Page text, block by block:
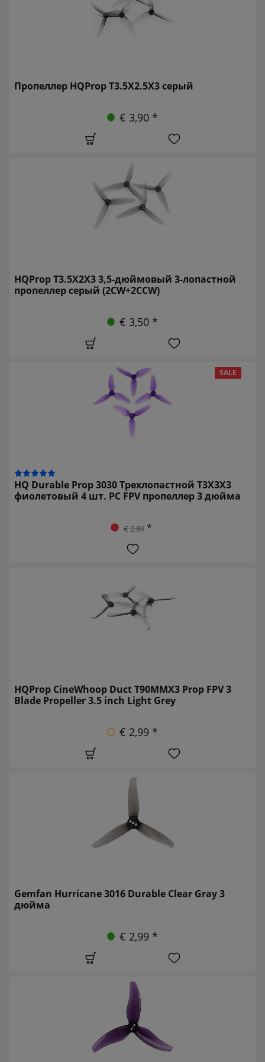
Пропеллер HQProp T3.5X2.5X3 серый
€ 3,90 *
HQProp T3.5X2X3 3,5-дюймовый 3-лопастной
пропеллер серый (2CW+2CCW)
€ 3,50 *
SALE
HQ Durable Prop 3030 Трехлопастной T3X3X3
фиолетовый 4 шт. PC FPV пропеллер 3 дюйма
€ 2,89*
HQProp CineWhoop Duct T90MMX3 Prop FPV 3
Blade Propeller 3.5 inch Light Grey
€ 2,99 *
Gemfan Hurricane 3016 Durable Clear Gray 3
дюйма
€ 2,99 *